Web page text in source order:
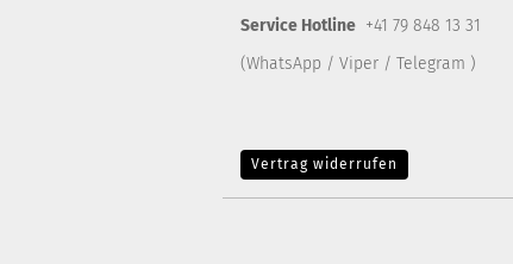
Service Hotline +41 79 848 13 31
(WhatsApp / Viper / Telegram )
Vertrag widerrufen